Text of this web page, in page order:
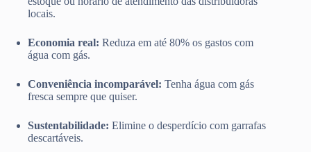
locais.
Economia real: Reduza em até 80% os gastos com
água com gás.
Conveniência incomparável: Tenha água com gás
fresca sempre que quiser.
Sustentabilidade: Elimine o desperdício com garrafas
descartáveis.